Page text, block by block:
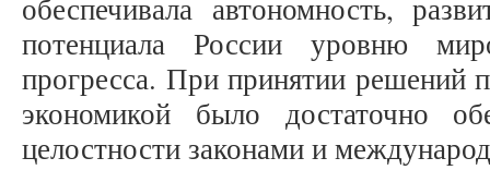
обеспечивала автономность,
потенциала России уровню
прогресса. При принятии решений
экономикой было достаточно
целостности законами и